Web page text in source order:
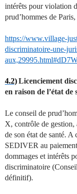
intérêts pour violation
prud’hommes de
https://www.village-
discriminatoire-une-
4.2)Licenciement
en raison de l’état de
Le conseil de
X, contrôle de gestion,
de son état de santé.
SEDIVER au
dommages et intérêts
discriminatoire
définitif).